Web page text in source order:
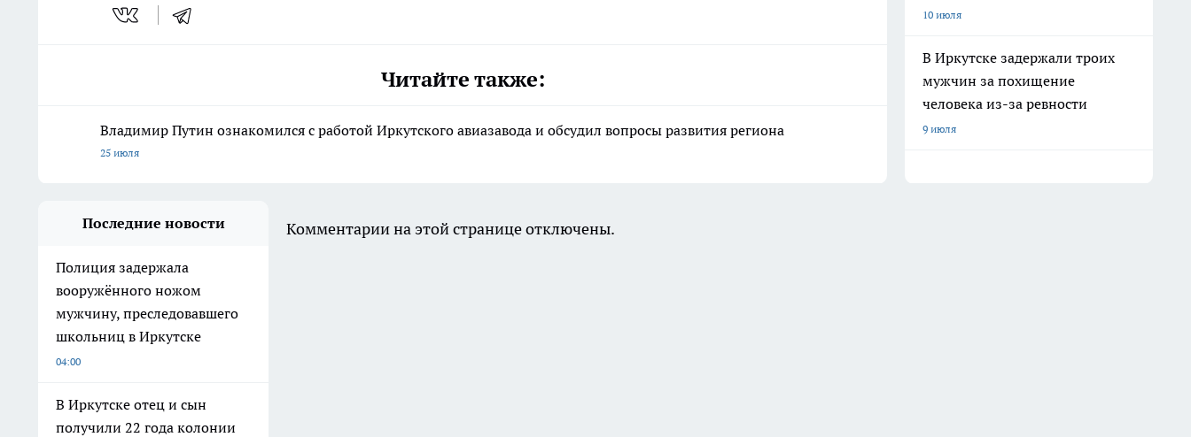
Читайте также:
Владимир Путин ознакомился с работой Иркутского авиазавода и обсудил вопросы развития региона
25 июля
10 июля
В Иркутске задержали троих
мужчин за похищение
человека из-за ревности
9 июля
Последние новости
Полиция задержала
вооружённого ножом
мужчину, преследовавшего
школьниц в Иркутске
04:00
В Иркутске отец и сын
получили 22 года колонии
Комментарии на этой странице отключены.